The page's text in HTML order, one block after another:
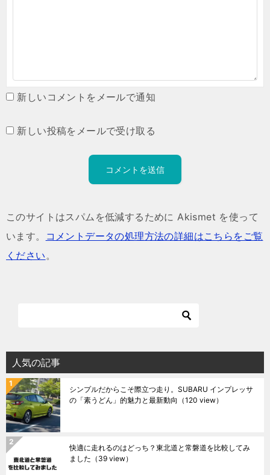
新しいコメントをメールで通知
新しい投稿をメールで受け取る
このサイトはスパムを低減するために Akismet を使って
います。
コメントデータの処理方法の詳細はこちらをご覧
ください。
人気の記事
シンプルだからこそ際立つ走り。SUBARU インプレッサ
の「素うどん」的魅力と最新動向 （120 view）
快適に走れるのはどっち？東北道と常磐道を比較してみ
ました （39 view）